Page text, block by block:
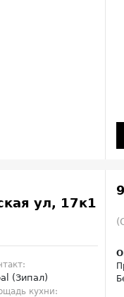
ул, 17к1
(Зипал)
кухни: